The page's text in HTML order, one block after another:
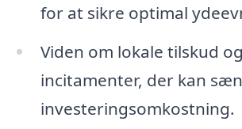
for at sikre optimal
Viden om lokale tilskud og
incitamenter, der kan
investeringsomkostning.